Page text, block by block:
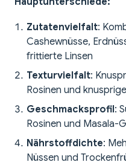
Zutatenvielfalt:
Cashewnüsse,
frittierte Linsen
Texturvielfalt:
Rosinen und
Geschmacksprofil:
Rosinen und Masala-
Nährstoffdichte:
Nüssen und